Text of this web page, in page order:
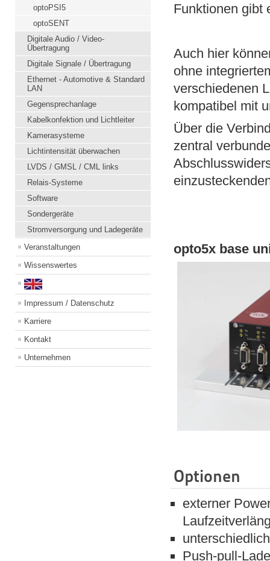
optoPSI5
optoSENT
Digitale Audio / Video-
Übertragung
Digitale Signale / Übertragung
Ethernet - Automotive & Standard
LAN
Gegensprechanlage
Kabelkonfektion und Lichtleiter
Kamerasysteme
Lichtintensität überwachen
LVDS / GMSL / CML links
Relais-Systeme
Software
Sondergeräte
Stromversorgung und Ladegeräte
Veranstaltungen
Wissenswertes
Impressum / Datenschutz
Karriere
Kontakt
Unternehmen
Funktionen gibt
Auch hier
ohne
verschiedenen
kompatibel mit
Über die
zentral
opto5x base
Optionen
externer
Push-pull-